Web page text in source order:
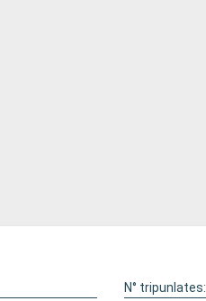
N° tripunlates: